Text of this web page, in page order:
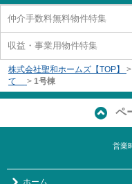
仲介手数料無料物件特集
収益・事業用物件特集
株式会社聖和ホームズ【TOP】 >
て
> 1号棟
ペ
営業
ホーム